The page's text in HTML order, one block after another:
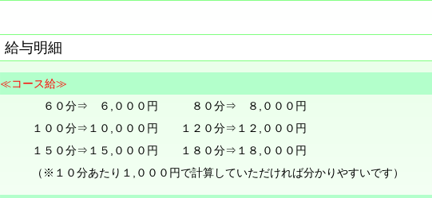
給与明細
≪コース給≫
６０分⇒ ６,０００円 ８０分⇒ ８,０００円
１００分⇒１０,０００円 １２０分⇒１２,０００円
１５０分⇒１５,０００円 １８０分⇒１８,０００円
（※１０分あたり１,０００円で計算していただければ分かりやすいです）